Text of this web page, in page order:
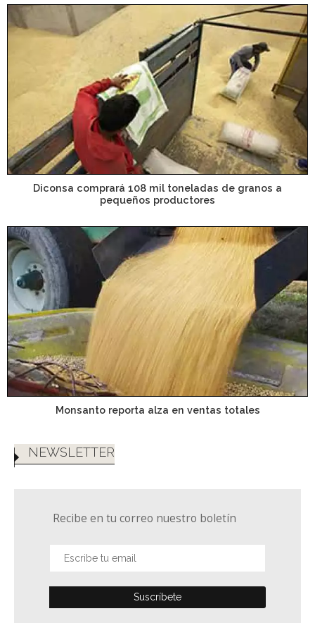
Diconsa comprará 108 mil toneladas de granos a
pequeños productores
Monsanto reporta alza en ventas totales
NEWSLETTER
Recibe en tu correo nuestro boletín